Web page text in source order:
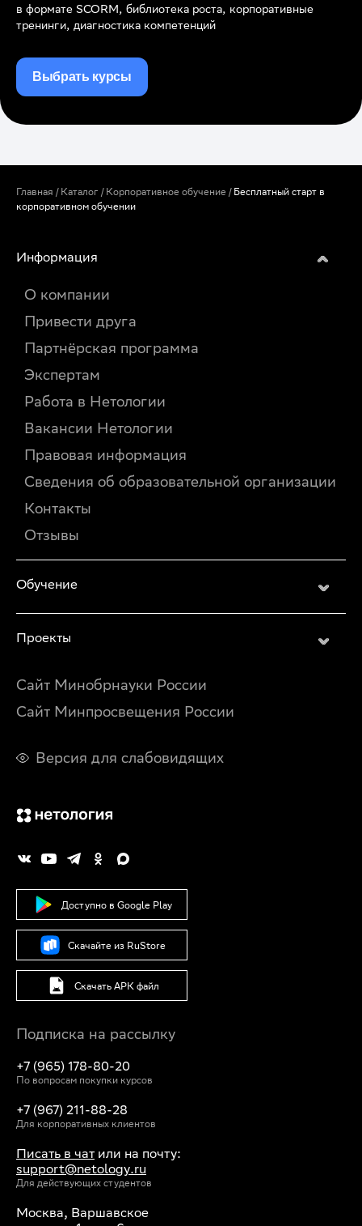
в формате SCORM, библиотека роста, корпоративные
тренинги, диагностика компетенций
Выбрать курсы
Главная / Каталог / Корпоративное обучение / Бесплатный старт в
корпоративном обучении
Доступно в Google Play
Скачайте из RuStore
Скачать APK файл
Подписка на рассылку
+7 (965) 178-80-20
По вопросам покупки курсов
+7 (967) 211-88-28
Для корпоративных клиентов
Писать в чат или на почту:
support@netology.ru
Для действующих студентов
Москва, Варшавское
Информация
О компании
Привести друга
Партнёрская программа
Экспертам
Работа в Нетологии
Вакансии Нетологии
Правовая информация
Сведения об образовательной организации
Контакты
Отзывы
Обучение
Проекты
Сайт Минобрнауки России
Сайт Минпросвещения России
Версия для слабовидящих